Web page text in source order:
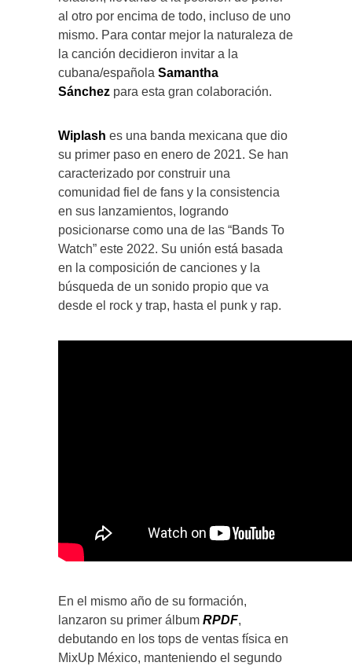
al otro por encima de todo, incluso de uno
mismo. Para contar mejor la naturaleza de
la canción decidieron invitar a la
cubana/española Samantha
Sánchez para esta gran colaboración.
Wiplash es una banda mexicana que dio
su primer paso en enero de 2021. Se han
caracterizado por construir una
comunidad fiel de fans y la consistencia
en sus lanzamientos, logrando
posicionarse como una de las “Bands To
Watch” este 2022. Su unión está basada
en la composición de canciones y la
búsqueda de un sonido propio que va
desde el rock y trap, hasta el punk y rap.
En el mismo año de su formación,
lanzaron su primer álbum RPDF,
debutando en los tops de ventas física en
MixUp México, manteniendo el segundo